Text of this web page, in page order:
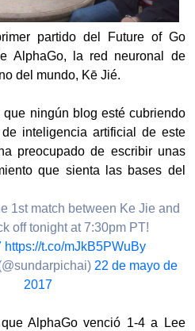
partido del Future of Go
AlphaGo, la red neuronal de
del mundo, Kē Jié.
ningún blog esté cubriendo
inteligencia artificial de este
preocupado de escribir unas
que sienta las bases del
1st match between Ke Jie and
off tonight at 7:30pm PT!
https://t.co/mJkB5PWuBy
22 de mayo de
2017
AlphaGo venció 1-4 a Lee